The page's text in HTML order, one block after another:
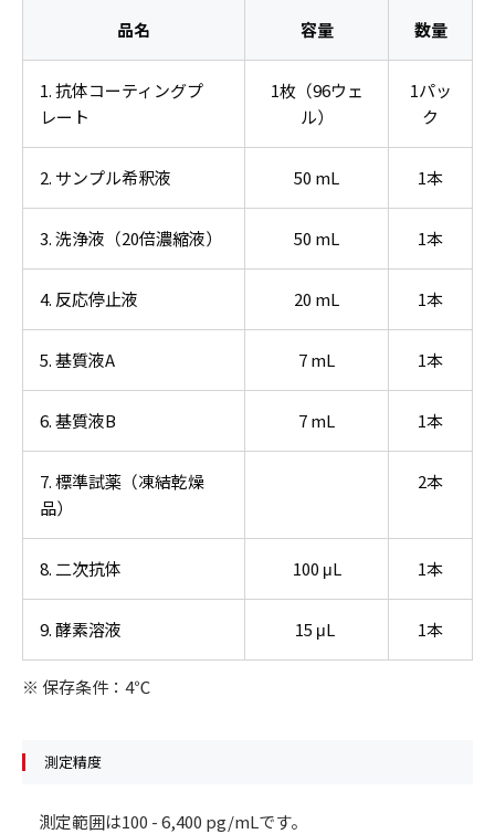
品名 容量 数量
1. 抗体コーティングプ
レート
1枚（96ウェ
ル）
1パッ
ク
2. サンプル希釈液 50 mL 1本
3. 洗浄液（20倍濃縮液） 50 mL 1本
4. 反応停止液 20 mL 1本
5. 基質液A 7 mL 1本
6. 基質液B 7 mL 1本
7. 標準試薬（凍結乾燥
品）
2本
8. 二次抗体 100 μL 1本
9. 酵素溶液 15 μL 1本
※ 保存条件：4℃
測定精度
測定範囲は100 - 6,400 pg/mLです。